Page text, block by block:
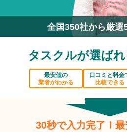
全国350社から厳選
タスクルが選ば
最安値の
業者がわかる
口コミと料金
比較できる
30秒で入力完了！